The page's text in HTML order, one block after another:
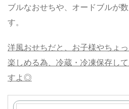
ブルなおせちや、オードブルが
す。
洋風おせちだと、お子様やちょ
楽しめる為、冷蔵・冷凍保存し
すよ◎